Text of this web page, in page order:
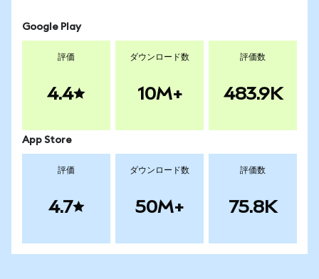
Google Play
評価
4.4
ダウンロード数
10M+
評価数
483.9K
App Store
評価
4.7
ダウンロード数
50M+
評価数
75.8K